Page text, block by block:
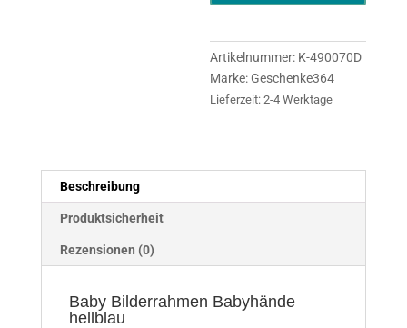
Artikelnummer: K-490070D
Marke:Geschenke364
Lieferzeit:2-4 Werktage
Beschreibung
Produktsicherheit
Rezensionen (0)
Baby Bilderrahmen Babyhände
hellblau